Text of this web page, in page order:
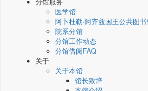
医学馆
阿卜杜勒·阿齐兹国王公共图
院系分馆
分馆工作动态
分馆借阅FAQ
关于
关于本馆
馆长致辞